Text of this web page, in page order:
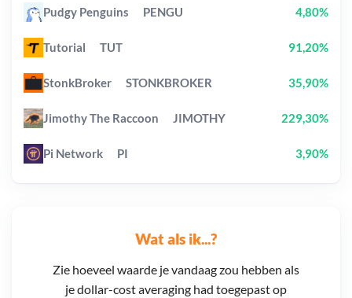
Wat als ik...?
Zie hoeveel waarde je vandaag zou hebben als
je dollar-cost averaging had toegepast op
Pudgy Penguins PENGU 4,80%
Tutorial TUT 91,20%
StonkBroker STONKBROKER 35,90%
Jimothy The Raccoon JIMOTHY 229,30%
Pi Network PI 3,90%